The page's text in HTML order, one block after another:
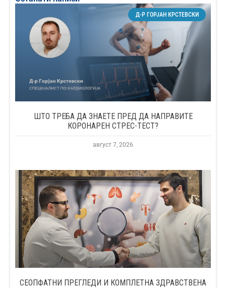
Д-Р ГОРЈАН КРСТЕВСКИ
ШТО ТРЕБА ДА ЗНАЕТЕ ПРЕД ДА НАПРАВИТЕ
КОРОНАРЕН СТРЕС-ТЕСТ?
август 7, 2026
СЕОПФАТНИ ПРЕГЛЕДИ И КОМПЛЕТНА ЗДРАВСТВЕНА